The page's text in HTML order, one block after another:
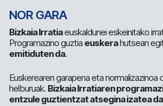
NOR GARA
Bizkaia Irratiaeuskaldunei eskeinitako
Programazino guztia euskerahutsean
emitiduten da.
Euskerearen garapena eta normalizazinoa
helburuak. Bizkaia Irratiaren
entzule guztientzat atsegina izatea da